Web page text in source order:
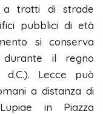
a tratti di strade
pubblici di età
si conserva
durante il regno
d.C.). Lecce può
a distanza di
in Piazza